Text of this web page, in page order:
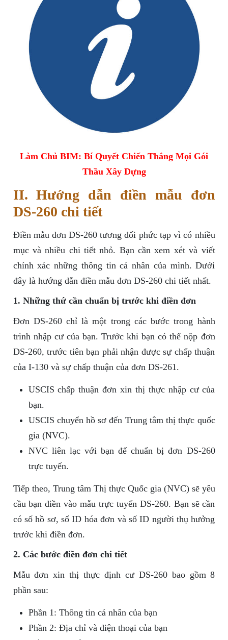
Làm Chủ BIM: Bí Quyết Chiến Thắng Mọi Gói
Thầu Xây Dựng
II. Hướng dẫn điền mẫu đơn
DS-260 chi tiết
Điền mẫu đơn DS-260 tương đối phức tạp vì có nhiều
mục và nhiều chi tiết nhỏ. Bạn cần xem xét và viết
chính xác những thông tin cá nhân của mình. Dưới
đây là hướng dẫn điền mẫu đơn DS-260 chi tiết nhất.
1. Những thứ cần chuẩn bị trước khi điền đơn
Đơn DS-260 chỉ là một trong các bước trong hành
trình nhập cư của bạn. Trước khi bạn có thể nộp đơn
DS-260, trước tiên bạn phải nhận được sự chấp thuận
của I-130 và sự chấp thuận của đơn DS-261.
USCIS chấp thuận đơn xin thị thực nhập cư của
bạn.
USCIS chuyển hồ sơ đến Trung tâm thị thực quốc
gia (NVC).
NVC liên lạc với bạn để chuẩn bị đơn DS-260
trực tuyến.
Tiếp theo, Trung tâm Thị thực Quốc gia (NVC) sẽ yêu
cầu bạn điền vào mẫu trực tuyến DS-260. Bạn sẽ cần
có số hồ sơ, số ID hóa đơn và số ID người thụ hưởng
trước khi điền đơn.
2. Các bước điền đơn chi tiết
Mẫu đơn xin thị thực định cư DS-260 bao gồm 8
phần sau:
Phần 1: Thông tin cá nhân của bạn
Phần 2: Địa chỉ và điện thoại của bạn